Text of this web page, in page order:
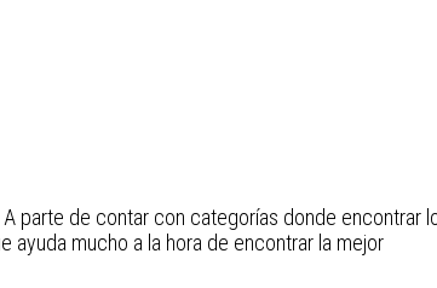
parte de contar con categorías donde encontrar
ayuda mucho a la hora de encontrar la mejor